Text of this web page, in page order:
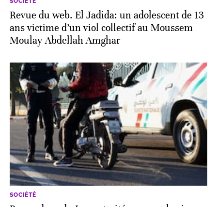
Revue du web. El Jadida: un adolescent de 13
ans victime d’un viol collectif au Moussem
Moulay Abdellah Amghar
SOCIÉTÉ